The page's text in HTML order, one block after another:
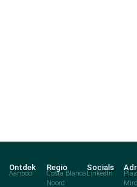
Ontdek
Aanbod
Regio
Costa Blanca
Noord
Socials
LinkedIn